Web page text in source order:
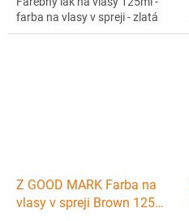
farba na vlasy v spreji - zlatá
Z GOOD MARK Farba na
vlasy v spreji Brown 125ml